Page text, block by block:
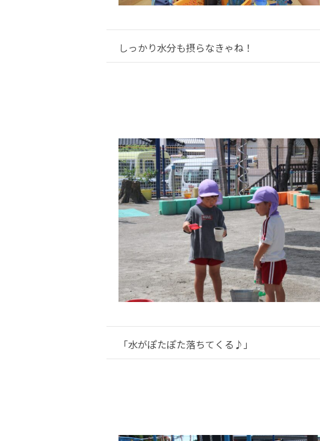
しっかり水分も摂らなきゃね！
「水がぽたぽた落ちてくる♪」